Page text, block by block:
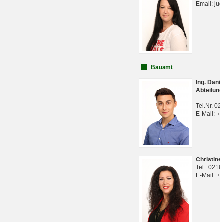
Email:
Bauamt
Ing.
Tel.Nr.
E-Mail:
Tel.:
E-Mail: